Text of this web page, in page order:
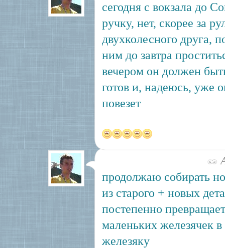
сегодня с вокзала до
ручку, нет, скорее за
двухколесного друга,
ним до завтра
вечером он должен
готов и, надеюсь, уже
повезет
продолжаю собирать
из старого + новых
постепенно
маленьких железячек
железяку